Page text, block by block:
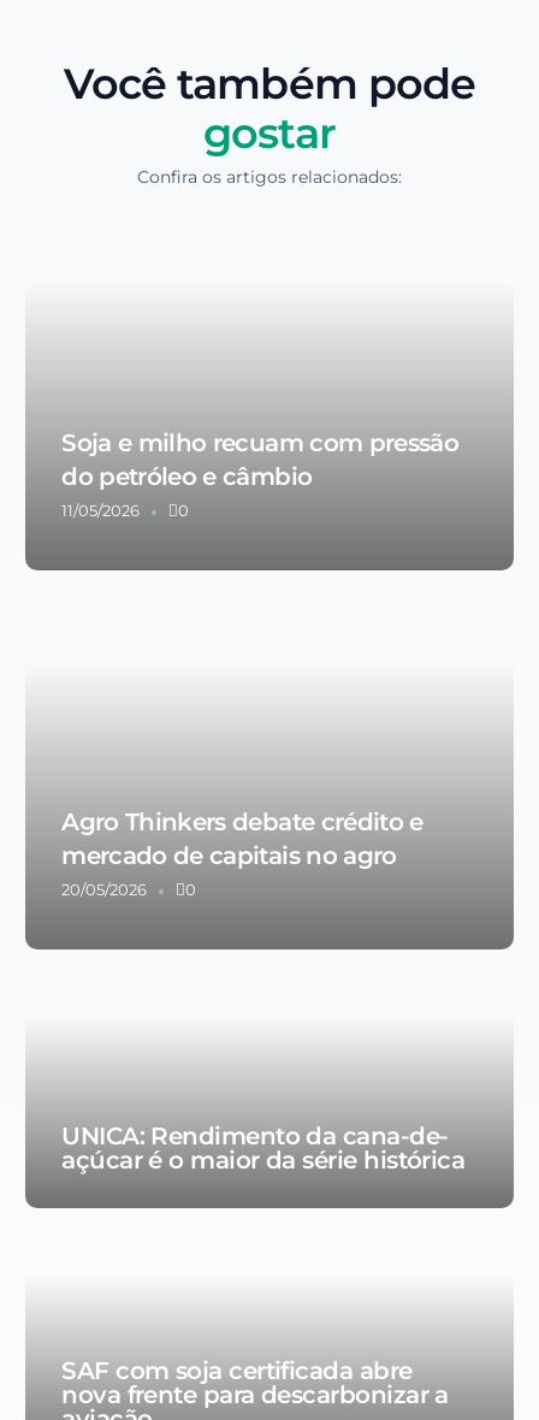
Você também pode
gostar
Confira os artigos relacionados:
Soja e milho recuam com pressão
do petróleo e câmbio
11/05/2026 0
Agro Thinkers debate crédito e
mercado de capitais no agro
20/05/2026 0
UNICA: Rendimento da cana-de-
açúcar é o maior da série histórica
SAF com soja certificada abre
nova frente para descarbonizar a